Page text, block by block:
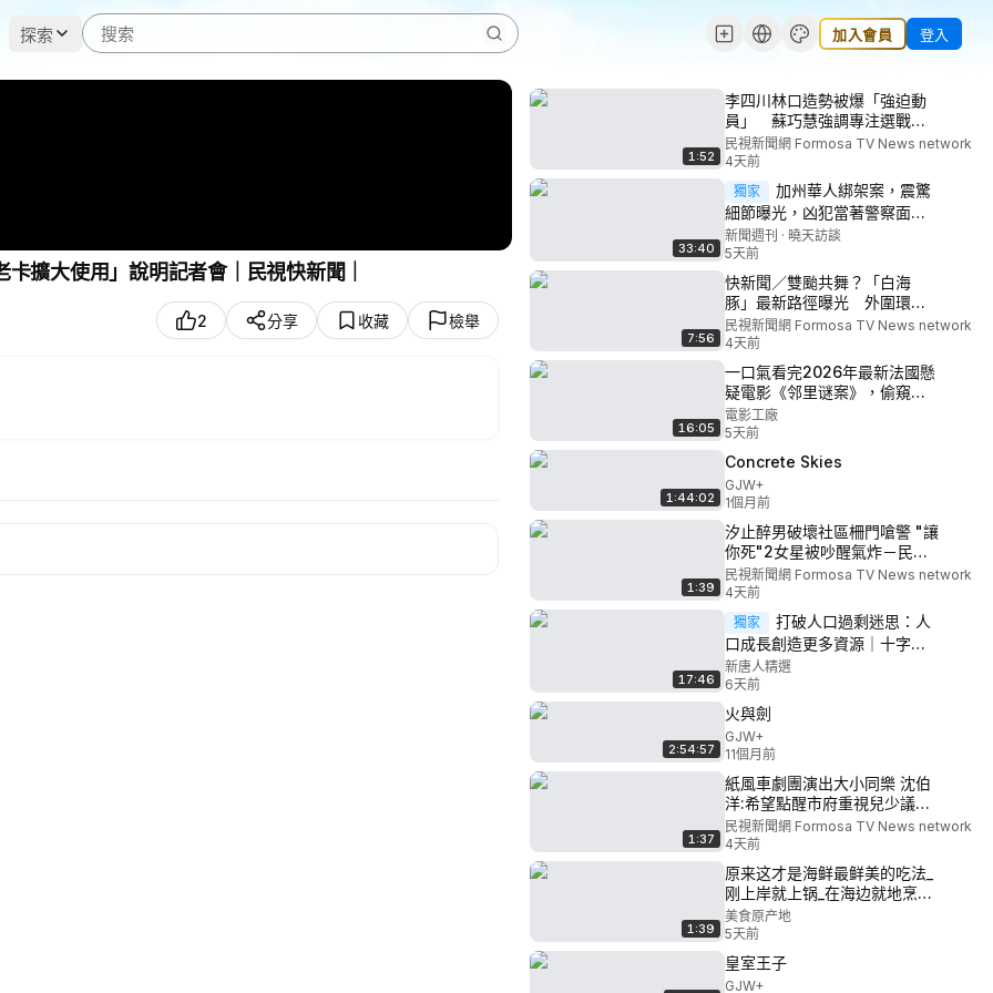
探索 加入會員 登入
擴大使用」說明記者會｜民視快新聞｜
2 分享 收藏 檢舉
join
1:52
李四川林口造勢被爆「強迫動
員」 蘇巧慧強調專注選戰節
奏－民視新聞
民視新聞網 Formosa TV News network
4天前
33:40
獨家
加州華人綁架案，震驚
細節曝光，凶犯當著警察面滅
口！伊朗暗殺，瞄準川普妻
兒！FBI突襲南加華文媒體老
闆，調查中共滲透；數萬非法
移民衝破西班牙邊境；中共內
鬥激烈【#新聞週刊】
2026.08.02
新聞週刊 · 曉天訪談
5天前
7:56
快新聞／雙颱共舞？「白海
豚」最新路徑曝光 外圍環流
逼台...雨彈「這天」報到－民視
新聞
民視新聞網 Formosa TV News network
4天前
16:05
一口氣看完2026年最新法國懸
疑電影《邻里谜案》，偷窺鄰
居竟撞見兇案！
電影工廠
5天前
1:44:02
Concrete Skies
GJW+
1個月前
1:39
汐止醉男破壞社區柵門嗆警 "讓
你死"2女星被吵醒氣炸－民視
新聞
民視新聞網 Formosa TV News network
4天前
17:46
獨家
打破人口過剩迷思：人
口成長創造更多資源｜十字路
口 Crossroads
新唐人精選
6天前
2:54:57
火與劍
GJW+
11個月前
1:37
紙風車劇團演出大小同樂 沈伯
洋:希望點醒市府重視兒少議題
－民視新聞
民視新聞網 Formosa TV News network
4天前
1:39
原来这才是海鲜最鲜美的吃法_
刚上岸就上锅_在海边就地烹饪_
美食_海鲜_广东美食_青年创作
者成长计划_
美食原产地
5天前
皇室王子
GJW+